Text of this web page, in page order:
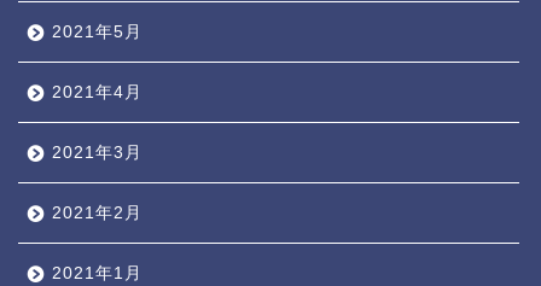
2021年5月
2021年4月
2021年3月
2021年2月
2021年1月